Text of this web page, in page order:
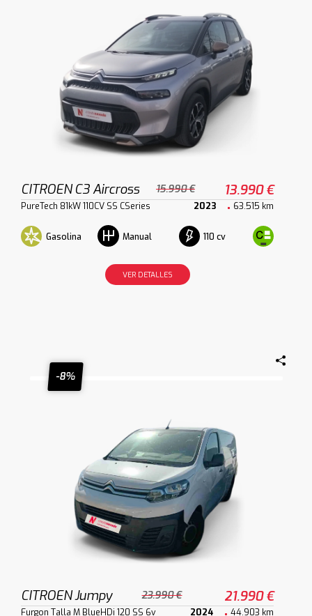
CITROEN C3 Aircross 15.990 € 13.990 €
PureTech 81kW 110CV SS CSeries 2023 63.515 km
Gasolina Manual 110 cv
VER DETALLES
-8%
CITROEN Jumpy 23.990 € 21.990 €
Furgon Talla M BlueHDi 120 SS 6v 2024 44.903 km